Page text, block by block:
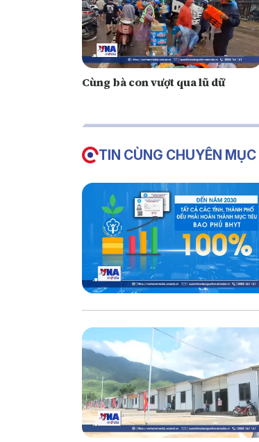
Cùng bà con vượt qua lũ dữ
TIN CÙNG CHUYÊN MỤC